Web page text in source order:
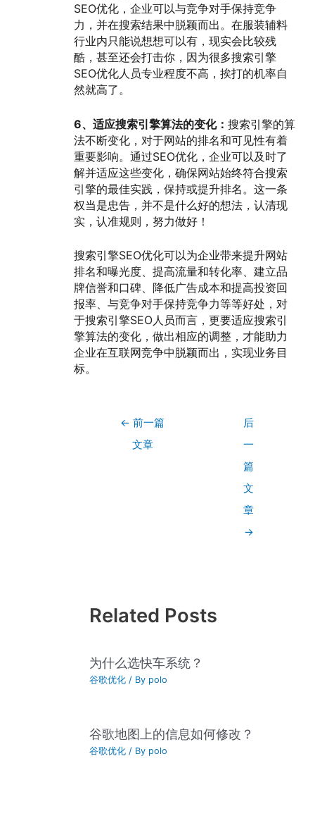
SEO优化，企业可以与竞争对手保持竞争
力，并在搜索结果中脱颖而出。在服装辅料
行业内只能说想想可以有，现实会比较残
酷，甚至还会打击你，因为很多搜索引擎
SEO优化人员专业程度不高，挨打的机率自
然就高了。
6、适应搜索引擎算法的变化： 搜索引擎的算
法不断变化，对于网站的排名和可见性有着
重要影响。通过SEO优化，企业可以及时了
解并适应这些变化，确保网站始终符合搜索
引擎的最佳实践，保持或提升排名。这一条
权当是忠告，并不是什么好的想法，认清现
实，认准规则，努力做好！
搜索引擎SEO优化可以为企业带来提升网站
排名和曝光度、提高流量和转化率、建立品
牌信誉和口碑、降低广告成本和提高投资回
报率、与竞争对手保持竞争力等等好处，对
于搜索引擎SEO人员而言，更要适应搜索引
擎算法的变化，做出相应的调整，才能助力
企业在互联网竞争中脱颖而出，实现业务目
标。
← 前一篇
文章
后
一
篇
文
章
→
Related Posts
为什么选快车系统？
谷歌优化 / By polo
谷歌地图上的信息如何修改？
谷歌优化 / By polo